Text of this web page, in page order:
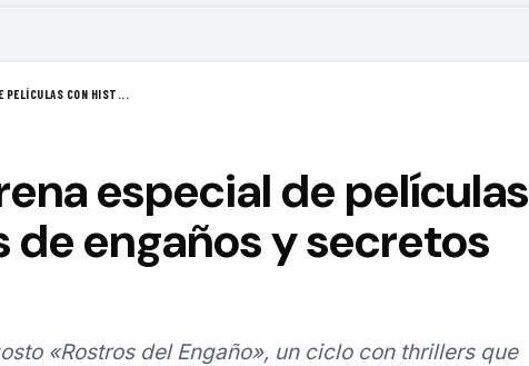
PELÍCULAS CON HIST...
especial de películas
de engaños y secretos
«Rostros del Engaño», un ciclo con thrillers que